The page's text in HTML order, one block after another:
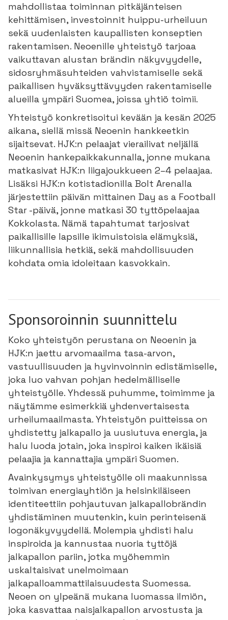
mahdollistaa toiminnan pitkäjänteisen
kehittämisen, investoinnit huippu-urheiluun
sekä uudenlaisten kaupallisten konseptien
rakentamisen. Neoenille yhteistyö tarjoaa
vaikuttavan alustan brändin näkyvyydelle,
sidosryhmäsuhteiden vahvistamiselle sekä
paikallisen hyväksyttävyyden rakentamiselle
alueilla ympäri Suomea, joissa yhtiö toimii.
Yhteistyö konkretisoitui kevään ja kesän 2025
aikana, siellä missä Neoenin hankkeetkin
sijaitsevat. HJK:n pelaajat vierailivat neljällä
Neoenin hankepaikkakunnalla, jonne mukana
matkasivat HJK:n liigajoukkueen 2–4 pelaajaa.
Lisäksi HJK:n kotistadionilla Bolt Arenalla
järjestettiin päivän mittainen Day as a Football
Star -päivä, jonne matkasi 30 tyttöpelaajaa
Kokkolasta. Nämä tapahtumat tarjosivat
paikallisille lapsille ikimuistoisia elämyksiä,
liikunnallisia hetkiä, sekä mahdollisuuden
kohdata omia idoleitaan kasvokkain.
Sponsoroinnin suunnittelu
Koko yhteistyön perustana on Neoenin ja
HJK:n jaettu arvomaailma tasa-arvon,
vastuullisuuden ja hyvinvoinnin edistämiselle,
joka luo vahvan pohjan hedelmälliselle
yhteistyölle. Yhdessä puhumme, toimimme ja
näytämme esimerkkiä yhdenvertaisesta
urheilumaailmasta. Yhteistyön puitteissa on
yhdistetty jalkapallo ja uusiutuva energia, ja
halu luoda jotain, joka inspiroi kaiken ikäisiä
pelaajia ja kannattajia ympäri Suomen.
Avainkysymys yhteistyölle oli maakunnissa
toimivan energiayhtiön ja helsinkiläiseen
identiteettiin pohjautuvan jalkapallobrändin
yhdistäminen muutenkin, kuin perinteisenä
logonäkyvyydellä. Molempia yhdisti halu
inspiroida ja kannustaa nuoria tyttöjä
jalkapallon pariin, jotka myöhemmin
uskaltaisivat unelmoimaan
jalkapalloammattilaisuudesta Suomessa.
Neoen on ylpeänä mukana luomassa ilmiön,
joka kasvattaa naisjalkapallon arvostusta ja